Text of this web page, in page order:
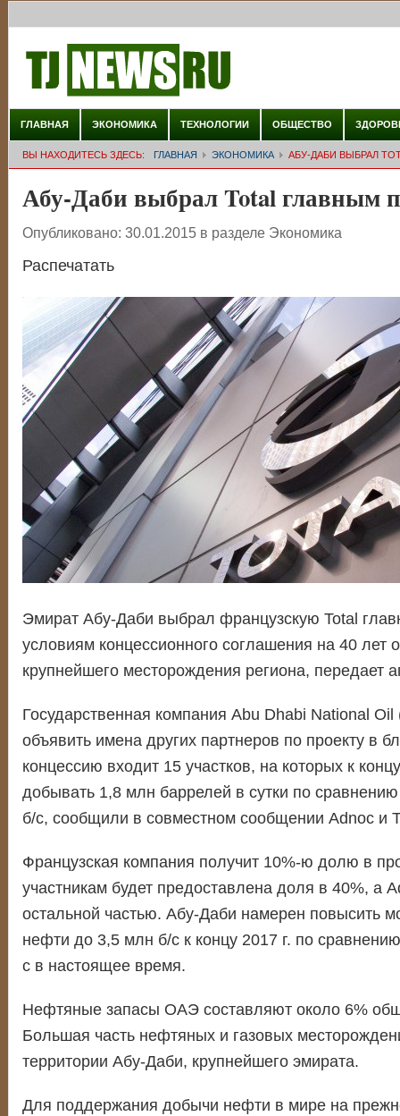
ГЛАВНАЯ ЭКОНОМИКА ТЕХНОЛОГИИ ОБЩЕСТВО
ВЫ НАХОДИТЕСЬ ЗДЕСЬ: ГЛАВНАЯ ЭКОНОМИКА АБУ-ДАБИ ВЫБРАЛ
Абу-Даби выбрал Total главным
Опубликовано: 30.01.2015 в разделе Экономика
Распечатать
Эмират Абу-Даби выбрал французскую Total
условиям концессионного соглашения на 40 лет
крупнейшего месторождения региона, передает
Государственная компания Abu Dhabi National Oil
объявить имена других партнеров по проекту в
концессию входит 15 участков, на которых к
добывать 1,8 млн баррелей в сутки по
б/с, сообщили в совместном сообщении Adnoc и
Французская компания получит 10%-ю долю в
участникам будет предоставлена доля в 40%, а
остальной частью. Абу-Даби намерен повысить
нефти до 3,5 млн б/с к концу 2017 г. по
с в настоящее время.
Нефтяные запасы ОАЭ составляют около 6%
Большая часть нефтяных и газовых
территории Абу-Даби, крупнейшего эмирата.
Для поддержания добычи нефти в мире на